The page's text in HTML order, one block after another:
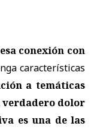
conexión con
características
a temáticas
verdadero dolor
es una de las